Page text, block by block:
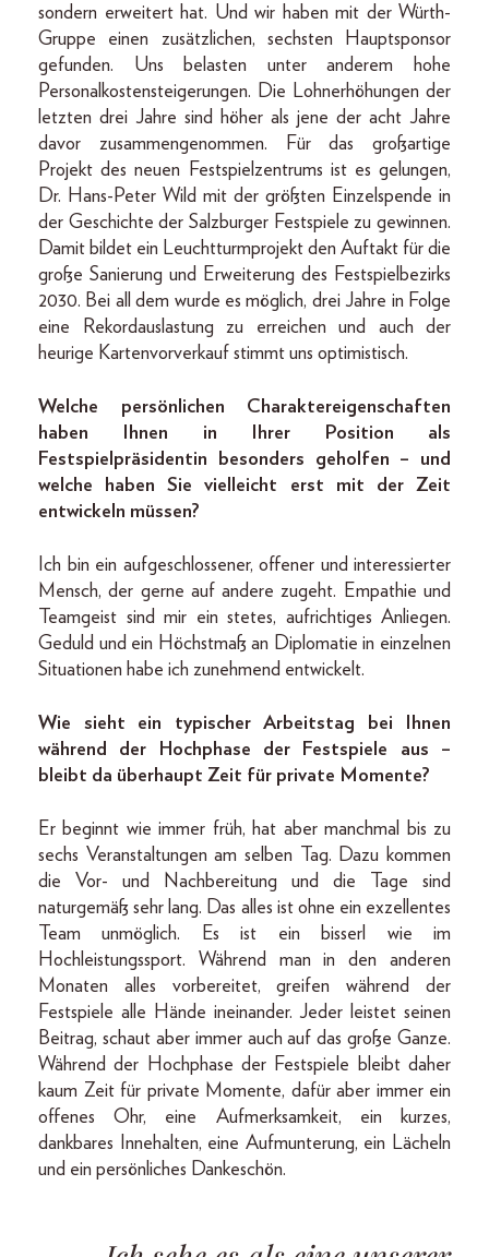
sondern erweitert hat. Und wir haben mit der Würth-
Gruppe einen zusätzlichen, sechsten Hauptsponsor
gefunden. Uns belasten unter anderem hohe
Personalkostensteigerungen. Die Lohnerhöhungen der
letzten drei Jahre sind höher als jene der acht Jahre
davor zusammengenommen. Für das großartige
Projekt des neuen Festspielzentrums ist es gelungen,
Dr. Hans-Peter Wild mit der größten Einzelspende in
der Geschichte der Salzburger Festspiele zu gewinnen.
Damit bildet ein Leuchtturmprojekt den Auftakt für die
große Sanierung und Erweiterung des Festspielbezirks
2030. Bei all dem wurde es möglich, drei Jahre in Folge
eine Rekordauslastung zu erreichen und auch der
heurige Kartenvorverkauf stimmt uns optimistisch.
Welche persönlichen Charaktereigenschaften
haben Ihnen in Ihrer Position als
Festspielpräsidentin besonders geholfen – und
welche haben Sie vielleicht erst mit der Zeit
entwickeln müssen?
Ich bin ein aufgeschlossener, offener und interessierter
Mensch, der gerne auf andere zugeht. Empathie und
Teamgeist sind mir ein stetes, aufrichtiges Anliegen.
Geduld und ein Höchstmaß an Diplomatie in einzelnen
Situationen habe ich zunehmend entwickelt.
Wie sieht ein typischer Arbeitstag bei Ihnen
während der Hochphase der Festspiele aus –
bleibt da überhaupt Zeit für private Momente?
Er beginnt wie immer früh, hat aber manchmal bis zu
sechs Veranstaltungen am selben Tag. Dazu kommen
die Vor- und Nachbereitung und die Tage sind
naturgemäß sehr lang. Das alles ist ohne ein exzellentes
Team unmöglich. Es ist ein bisserl wie im
Hochleistungssport. Während man in den anderen
Monaten alles vorbereitet, greifen während der
Festspiele alle Hände ineinander. Jeder leistet seinen
Beitrag, schaut aber immer auch auf das große Ganze.
Während der Hochphase der Festspiele bleibt daher
kaum Zeit für private Momente, dafür aber immer ein
offenes Ohr, eine Aufmerksamkeit, ein kurzes,
dankbares Innehalten, eine Aufmunterung, ein Lächeln
und ein persönliches Dankeschön.